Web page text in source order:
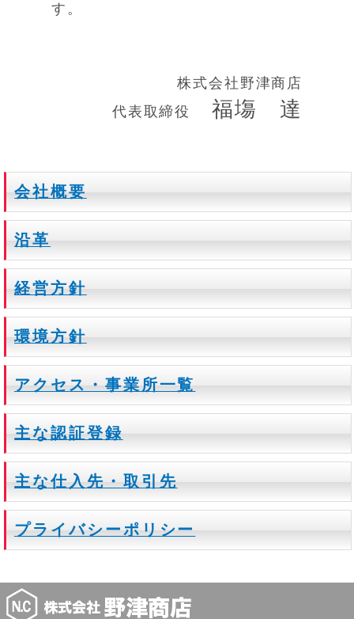
す。
株式会社野津商店
代表取締役 福塲 達
会社概要
沿革
経営方針
環境方針
アクセス・事業所一覧
主な認証登録
主な仕入先・取引先
プライバシーポリシー